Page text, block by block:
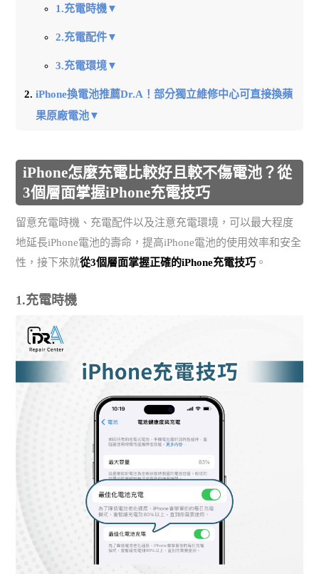
1.充電時機▼
2.充電配件▼
3.充電環境▼
iPhone換電池推薦Dr.A！部分獨立維修中心可直接換蘋
果原廠電池▼
iPhone怎麼充電比較好且較不傷電池？從
3個層面掌握iPhone充電技巧
留意充電時機、充電配件以及注意充電環境，可以最大程度
地延長iPhone電池的壽命，提高iPhone電池的使用效率和安全
性，接下來就從3個層面掌握正確的iPhone充電技巧 。
1.充電時機